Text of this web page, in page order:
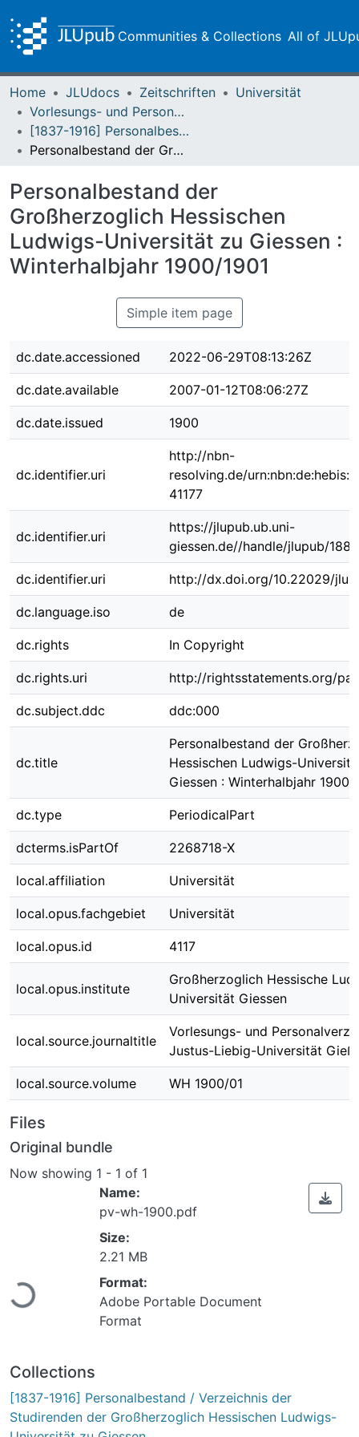
Communities & Collections All of
Home JLUdocs Zeitschriften
Universität
Vorlesungs- und Personalverzeichnis / Justus-Liebig-Universität Gießen
[1837-1916] Personalbestand / Verzeichnis der Studirenden der Großherzoglich Hessischen Ludwigs-Universität zu Giessen
Personalbestand der Großherzoglich Hessischen Ludwigs-Universität zu Giessen : Winterhalbjahr 1900/1901
Personalbestand der
Großherzoglich Hessischen
Ludwigs-Universität zu Giessen :
Winterhalbjahr 1900/1901
Simple item page
dc.date.accessioned 2022-06-29T08:13:26Z
dc.date.available 2007-01-12T08:06:27Z
dc.date.issued 1900
dc.identifier.uri
http://nbn-
resolving.de/
41177
dc.identifier.uri
https://jlupub.ub.uni-
giessen.de//handle/jlupub/1883
dc.identifier.uri http://dx.doi.org/10.22029/
dc.language.iso de
dc.rights In Copyright
dc.rights.uri http://rightsstatements.org/
dc.subject.ddc ddc:000
dc.title
Personalbestand der
Hessischen Ludwigs-
Giessen : Winterhalbjahr 1900/
dc.type PeriodicalPart
dcterms.isPartOf 2268718-X
local.affiliation Universität
local.opus.fachgebiet Universität
local.opus.id 4117
local.opus.institute
Großherzoglich Hessische
Universität Giessen
local.source.journaltitle
Vorlesungs- und
Justus-Liebig-Universität
local.source.volume WH 1900/01
Files
Original bundle
Now showing 1 - 1 of 1
Loading...
Name:
pv-wh-1900.pdf
Size:
2.21 MB
Format:
Adobe Portable Document
Format
Collections
[1837-1916] Personalbestand / Verzeichnis der
Studirenden der Großherzoglich Hessischen Ludwigs-